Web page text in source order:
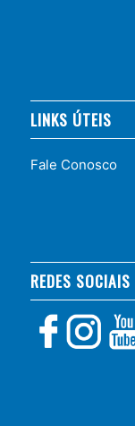
LINKS ÚTEIS
Fale Conosco
REDES SOCIAIS